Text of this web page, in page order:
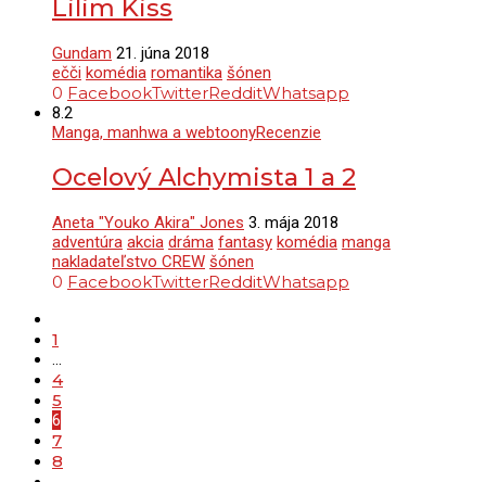
Lilim Kiss
Gundam 21. júna 2018
ečči komédia romantika šónen
0 FacebookTwitterRedditWhatsapp
8.2
Manga, manhwa a webtoonyRecenzie
Ocelový Alchymista 1 a 2
Aneta "Youko Akira" Jones 3. mája 2018
adventúra akcia dráma fantasy komédia manga
nakladateľstvo CREW šónen
0 FacebookTwitterRedditWhatsapp
1
…
4
5
6
7
8